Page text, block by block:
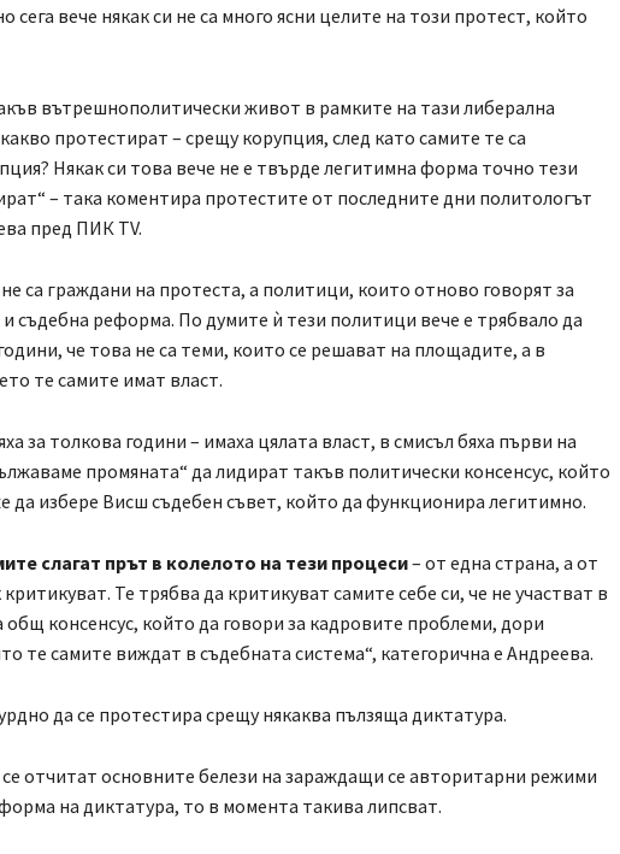
сега вече някак си не са много ясни целите на този протест, който
вътрешнополитически живот в рамките на тази либерална
протестират – срещу корупция, след като самите те са
Някак си това вече не е твърде легитимна форма точно тези
– така коментира протестите от последните дни политологът
пред ПИК TV.
са граждани на протеста, а политици, които отново говорят за
съдебна реформа. По думите ѝ тези политици вече е трябвало да
че това не са теми, които се решават на площадите, а в
те самите имат власт.
за толкова години – имаха цялата власт, в смисъл бяха първи на
промяната“ да лидират такъв политически консенсус, който
да избере Висш съдебен съвет, който да функционира легитимно.
слагат прът в колелото на тези процеси– от една страна, а от
Те трябва да критикуват самите себе си, че не участват в
общ консенсус, който да говори за кадровите проблеми, дори
те самите виждат в съдебната система“, категорична е Андреева.
да се протестира срещу някаква пълзяща диктатура.
отчитат основните белези на зараждащи се авторитарни режими
на диктатура, то в момента такива липсват.